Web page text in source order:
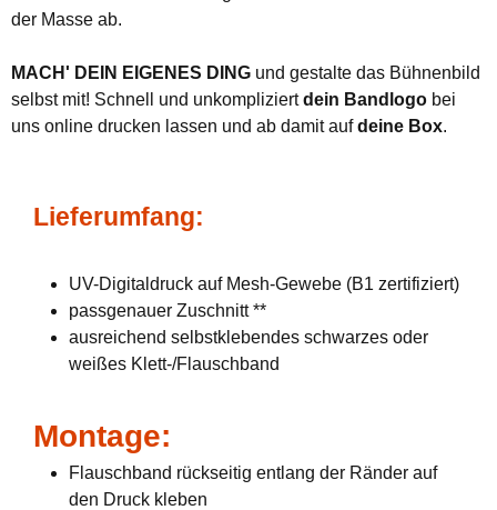
der Masse ab.
MACH' DEIN EIGENES DING und gestalte das Bühnenbild
selbst mit! Schnell und unkompliziertdein Bandlogo bei
uns online drucken lassen und ab damit aufdeine Box.
Lieferumfang:
UV-Digitaldruck auf Mesh-Gewebe (B1 zertifiziert)
passgenauer Zuschnitt **
ausreichend selbstklebendes schwarzes oder
weißes Klett-/Flauschband
Montage:
Flauschband rückseitig entlang der Ränder auf
den Druck kleben